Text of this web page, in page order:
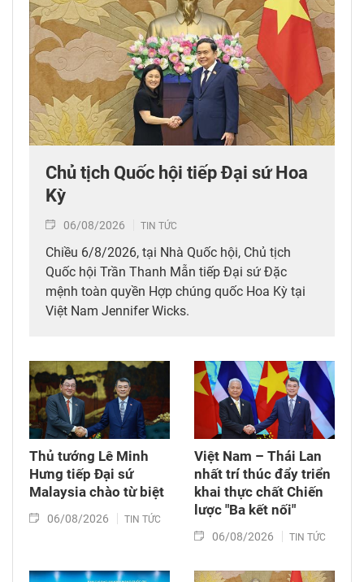
Chủ tịch Quốc hội tiếp Đại sứ Hoa
Kỳ
06/08/2026 TIN TỨC
Chiều 6/8/2026, tại Nhà Quốc hội, Chủ tịch
Quốc hội Trần Thanh Mẫn tiếp Đại sứ Đặc
mệnh toàn quyền Hợp chúng quốc Hoa Kỳ tại
Việt Nam Jennifer Wicks.
Thủ tướng Lê Minh
Hưng tiếp Đại sứ
Malaysia chào từ biệt
06/08/2026 TIN TỨC
Việt Nam – Thái Lan
nhất trí thúc đẩy triển
khai thực chất Chiến
lược "Ba kết nối"
06/08/2026 TIN TỨC